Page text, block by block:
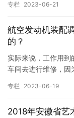
的…
专栏 2023-06-21
航空发动机装配
的？
实际来说，工作用到
车间去进行维修，因
专栏 2023-06-19
2018年安徽省艺